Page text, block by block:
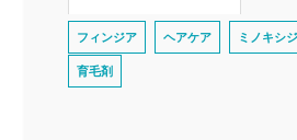
フィンジア ヘアケア ミノキシ
育毛剤